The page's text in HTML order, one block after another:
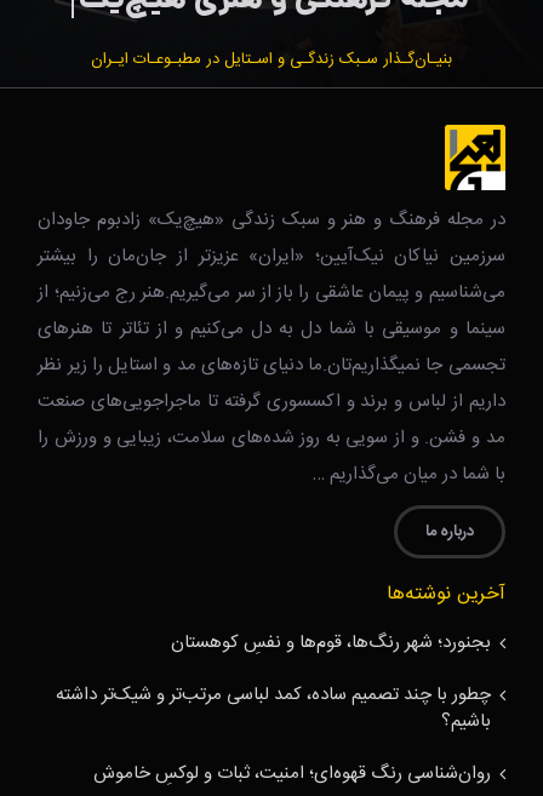
بنیـان‌گـذار سـبک زندگـی و اسـتایل در مطبـوعـات ایـران
در مجله فرهنگ و هنر و سبک زندگی‌ «هیچ‌یک» زادبوم جاودان
سرزمین نیاکان نیک‌‌‌آیین؛ «ایران» عزیزتر از جان‌مان را بیشتر
می‌شناسیم و پیمان عاشقی را باز از سر می‌گیریم.هنر رج می‌زنیم؛ از
سینما و موسیقی با شما دل به دل می‌کنیم و از تئاتر تا هنرهای
تجسمی جا نمیگذاریم‌تان.ما دنیای تازه‌های مد و استایل را زیر نظر
داریم از لباس و برند و اکسسوری گرفته تا ماجراجویی‌های صنعت
مد و فشن. و از سویی به روز شده‌های سلامت، زیبایی و ورزش را
با شما در میان می‌گذاریم …
درباره ما
آخرین نوشته‌ها
بجنورد؛ شهر رنگ‌ها، قوم‌ها و نفسِ کوهستان
چطور با چند تصمیم ساده، کمد لباسی مرتب‌تر و شیک‌تر داشته
باشیم؟
روان‌شناسی رنگ قهوه‌ای؛ امنیت، ثبات و لوکسِ خاموش